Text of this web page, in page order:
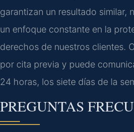
garantizan un resultado similar,
un enfoque constante en la
derechos de nuestros clientes.
por cita previa y puede
24 horas, los siete días de la
PREGUNTAS